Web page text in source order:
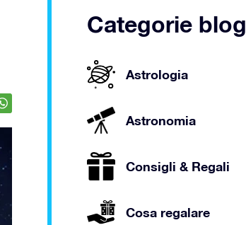
Categorie blog
Astrologia
Astronomia
Consigli & Regali
Cosa regalare